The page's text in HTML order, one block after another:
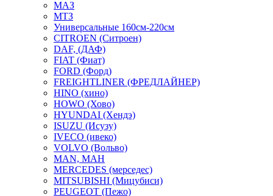
МАЗ
МТЗ
Универсальные 160см-220см
CITROEN (Ситроен)
DAF, (ДАФ)
FIAT (Фиат)
FORD (Форд)
FREIGHTLINER (ФРЕДЛАЙНЕР)
HINO (хино)
HOWO (Хово)
HYUNDAI (Хендэ)
ISUZU (Исузу)
IVECO (ивеко)
VOLVO (Вольво)
MAN, МАН
MERCEDES (мерседес)
MITSUBISHI (Мицубиси)
PEUGEOT (Пежо)